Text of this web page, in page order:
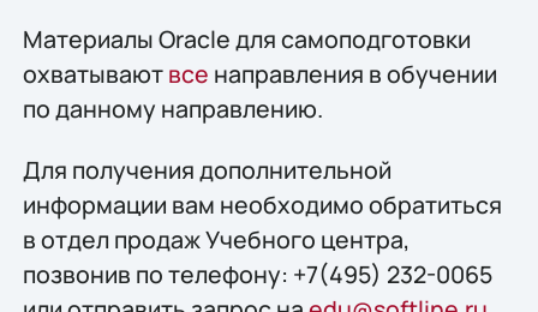
Материалы Oracle для самоподготовки
охватываютвсе направления в обучении
по данному направлению.
Для получения дополнительной
информации вам необходимо обратиться
в отдел продаж Учебного центра,
позвонив по телефону: +7(495) 232-0065